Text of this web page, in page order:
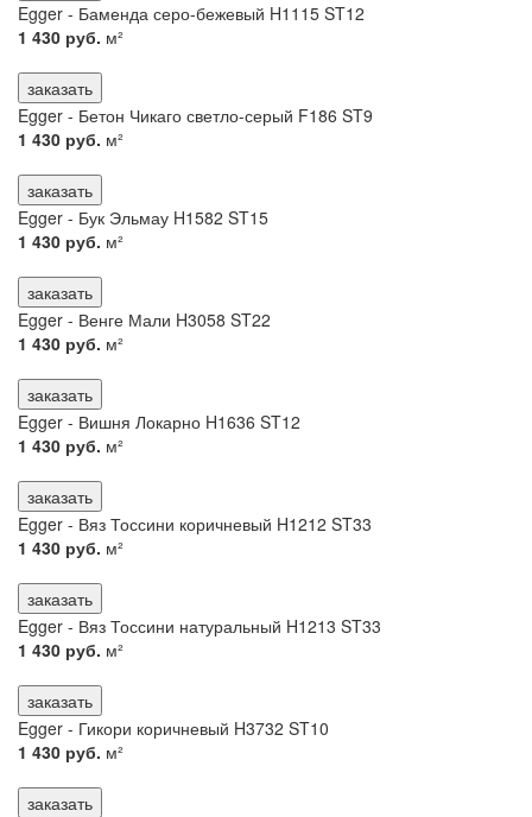
Egger - Баменда серо-бежевый H1115 ST12
1 430 руб. м²
заказать
Egger - Бетон Чикаго светло-серый F186 ST9
1 430 руб. м²
заказать
Egger - Бук Эльмау H1582 ST15
1 430 руб. м²
заказать
Egger - Венге Мали H3058 ST22
1 430 руб. м²
заказать
Egger - Вишня Локарно H1636 ST12
1 430 руб. м²
заказать
Egger - Вяз Тоссини коричневый H1212 ST33
1 430 руб. м²
заказать
Egger - Вяз Тоссини натуральный H1213 ST33
1 430 руб. м²
заказать
Egger - Гикори коричневый H3732 ST10
1 430 руб. м²
заказать